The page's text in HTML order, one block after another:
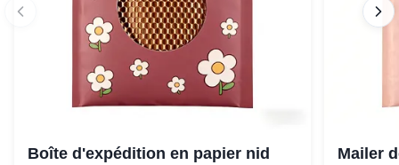
Boîte d'expédition en papier nid
Mailer